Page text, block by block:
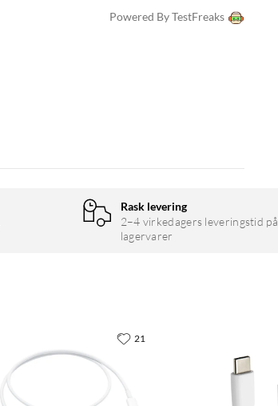
Powered By TestFreaks
Rask levering
2–4 virkedagers leveringstid på
lagervarer
21